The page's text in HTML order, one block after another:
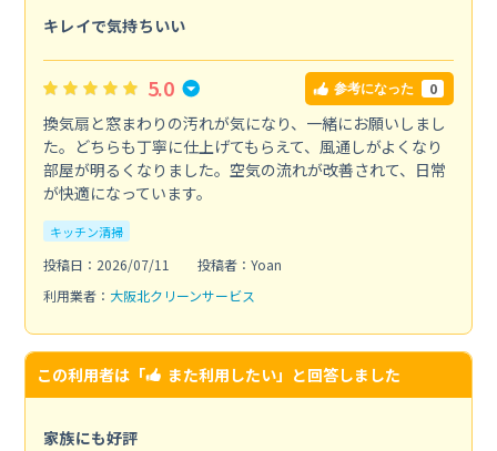
キレイで気持ちいい
5.0 参考になった 0
換気扇と窓まわりの汚れが気になり、一緒にお願いしまし
た。どちらも丁寧に仕上げてもらえて、風通しがよくなり
部屋が明るくなりました。空気の流れが改善されて、日常
が快適になっています。
キッチン清掃
投稿日：2026/07/11
投稿者：Yoan
利用業者： 大阪北クリーンサービス
この利用者は「 また利用したい」と回答しました
家族にも好評